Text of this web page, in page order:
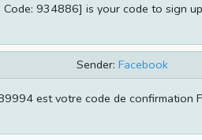
Code: 934886] is your code to sign
Sender: Facebook
est votre code de confirmation